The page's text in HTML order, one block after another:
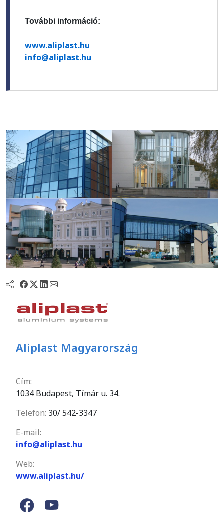
További információ:
www.aliplast.hu
info@aliplast.hu
Aliplast Magyarország
Cím:
1034 Budapest, Tímár u. 34.
Telefon: 30/ 542-3347
E-mail:
info@aliplast.hu
Web:
www.aliplast.hu/